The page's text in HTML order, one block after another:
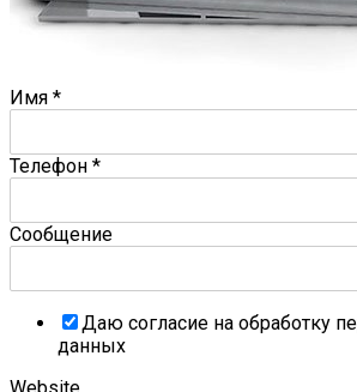
Имя *
Телефон *
Сообщение
Даю согласие на обработку
данных